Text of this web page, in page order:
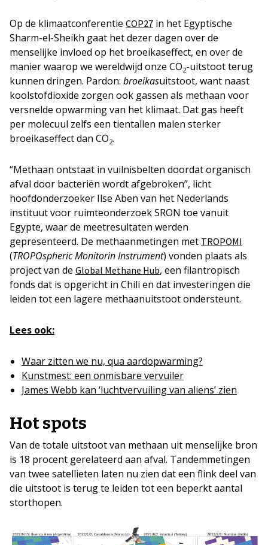
Op de klimaatconferentie COP27 in het Egyptische
Sharm-el-Sheikh gaat het dezer dagen over de
menselijke invloed op het broeikaseffect, en over de
manier waarop we wereldwijd onze CO2-uitstoot terug
kunnen dringen. Pardon: broeikasuitstoot, want naast
koolstofdioxide zorgen ook gassen als methaan voor
versnelde opwarming van het klimaat. Dat gas heeft
per molecuul zelfs een tientallen malen sterker
broeikaseffect dan CO2.
“Methaan ontstaat in vuilnisbelten doordat organisch
afval door bacteriën wordt afgebroken”, licht
hoofdonderzoeker Ilse Aben van het Nederlands
instituut voor ruimteonderzoek SRON toe vanuit
Egypte, waar de meetresultaten werden
gepresenteerd. De methaanmetingen met TROPOMI
(TROPOspheric Monitorin Instrument) vonden plaats als
project van de Global Methane Hub, een filantropisch
fonds dat is opgericht in Chili en dat investeringen die
leiden tot een lagere methaanuitstoot ondersteunt.
Lees ook:
Waar zitten we nu, qua aardopwarming?
Kunstmest: een onmisbare vervuiler
James Webb kan ‘luchtvervuiling van aliens’ zien
Hot spots
Van de totale uitstoot van methaan uit menselijke bron
is 18 procent gerelateerd aan afval. Tandemmetingen
van twee satellieten laten nu zien dat een flink deel van
die uitstoot is terug te leiden tot een beperkt aantal
storthopen.